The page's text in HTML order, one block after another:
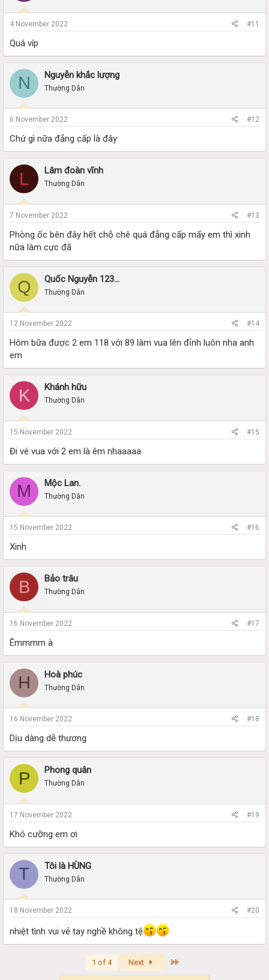
4 November 2022 #11
Quá víp
N Nguyễn khắc lượng
Thường Dân
6 November 2022 #12
Chứ gì nữa đẳng cấp là đây
L Lâm đoàn vĩnh
Thường Dân
7 November 2022 #13
Phòng ốc bên đây hết chỗ chê quá đẳng cấp mấy em thì xinh
nữa làm cực đã
Q Quốc Nguyễn 123...
Thường Dân
12 November 2022 #14
Hôm bữa được 2 em 118 với 89 làm vua lên đỉnh luôn nha anh
em
K Khánh hữu
Thường Dân
15 November 2022 #15
Đi vé vua với 2 em là êm nhaaaaa
M Mộc Lan.
Thường Dân
15 November 2022 #16
Xinh
B Bảo trâu
Thường Dân
16 November 2022 #17
Êmmmm à
H Hoà phúc
Thường Dân
16 November 2022 #18
Dịu dàng dễ thương
P Phong quân
Thường Dân
17 November 2022 #19
Khó cưỡng em ơi
T Tôi là HÙNG
Thường Dân
18 November 2022 #20
nhiệt tình vui vẻ tay nghề không tệ
1 of 4 Next